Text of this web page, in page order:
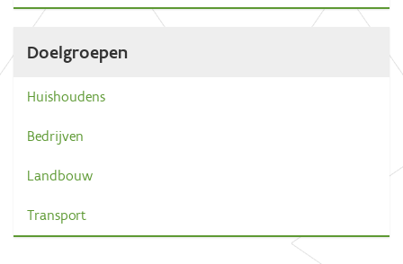
Doelgroepen
Huishoudens
Bedrijven
Landbouw
Transport